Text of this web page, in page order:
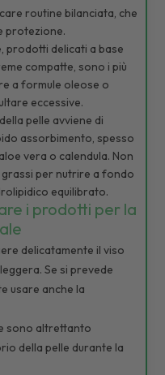
routine bilanciata, che
protezione.
prodotti delicati a base
compatte, sono i più
a formule oleose o
eccessive.
pelle avviene di
assorbimento, spesso
vera o calendula. Non
per nutrire a fondo
equilibrato.
i prodotti per la
delicatamente il viso
Se si prevede
usare anche la
sono altrettanto
della pelle durante la